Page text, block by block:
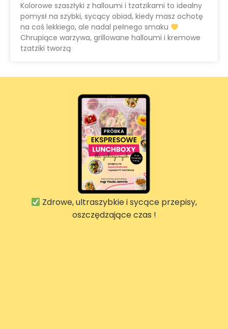
Kolorowe szaszłyki z halloumi i tzatzikami to idealny
pomysł na szybki, sycący obiad, kiedy masz ochotę
na coś lekkiego, ale nadal pełnego smaku
Chrupiące warzywa, grillowane halloumi i kremowe
tzatziki tworzą
Zdrowe, ultraszybkie i sycące przepisy,
oszczędzające czas !